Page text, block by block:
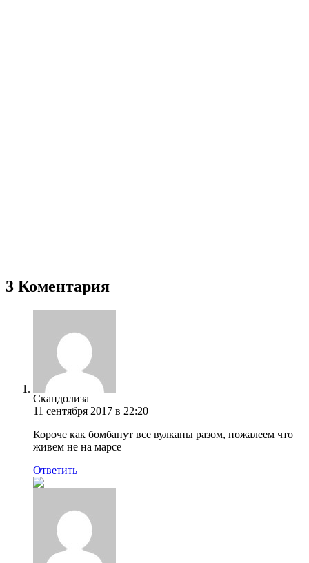
3 Коментария
Скандолиза
11 сентября 2017 в 22:20
Короче как бомбанут все вулканы разом, пожалеем что
живем не на марсе
Ответить